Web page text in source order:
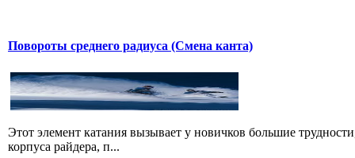
Повороты среднего радиуса (Смена канта)
Этот элемент катания вызывает у новичков большие
корпуса райдера, п...